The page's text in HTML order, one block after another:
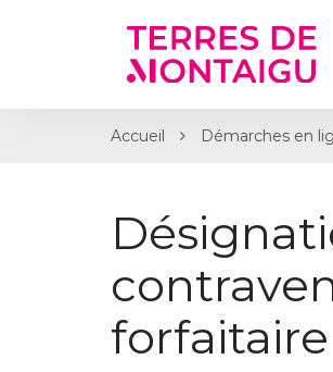
Accueil Démarches en
forfaitaire